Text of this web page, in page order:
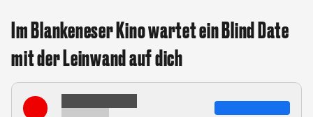
Im Blankeneser Kino wartet ein Blind Date
mit der Leinwand auf dich